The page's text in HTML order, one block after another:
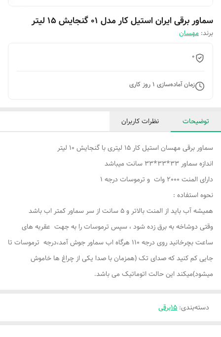
سماور برقی ایران استیل کار مدل 01 گنجایش 15 لیتر
برند: مهسان
0
زمان آماده‌سازی 1روز کاری
توضیحات نظرات کاربران
سماور برقی مهسان استیل کار 15 لیتری با گنجایش 10 لیتر
اندازه سماور 33*33*33 سانت میباشد
دارای المنت 2000 وات و ترموسات درجه 1
نحوه استفاده :
همیشه آب باید از المنت بالاتر و 5 سانت از سر سماور کمتر اب باشد
وقتی دوشاخه به برق زده شود ، سپس ترموسات را به جهت عقربه های
ساعت بچرخانید روی درجه 110 هرگاه اب سماور جوش آمد،درجه ترموسات تا
جایی کم کنید که صدای تک (همزمان با صدا یکی از چراغ ها خاموش
میشود)میکند این حالت اتوماتیک می باشد.
دسته‌بندی: 15برقی